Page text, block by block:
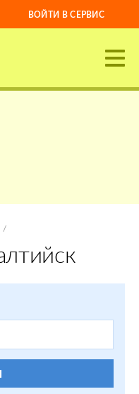
ВОЙТИ В СЕРВИС